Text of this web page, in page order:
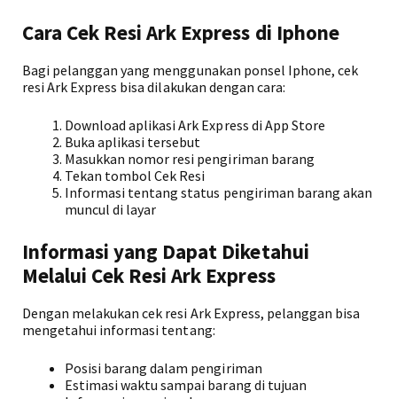
Cara Cek Resi Ark Express di Iphone
Bagi pelanggan yang menggunakan ponsel Iphone, cek
resi Ark Express bisa dilakukan dengan cara:
Download aplikasi Ark Express di App Store
Buka aplikasi tersebut
Masukkan nomor resi pengiriman barang
Tekan tombol Cek Resi
Informasi tentang status pengiriman barang akan
muncul di layar
Informasi yang Dapat Diketahui
Melalui Cek Resi Ark Express
Dengan melakukan cek resi Ark Express, pelanggan bisa
mengetahui informasi tentang:
Posisi barang dalam pengiriman
Estimasi waktu sampai barang di tujuan